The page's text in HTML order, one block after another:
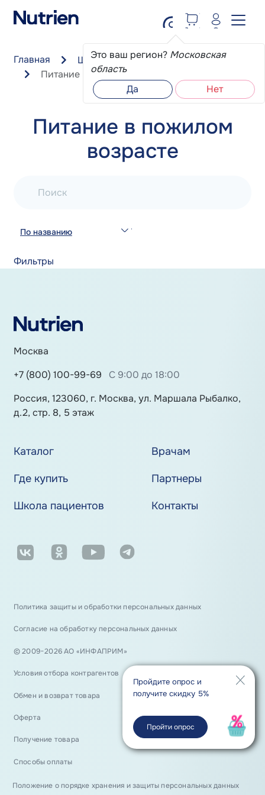
Это ваш регион? Московская
область
Да
Нет
Главная
Школа пациента
Питание в пожилом возрасте
Питание в пожилом
возрасте
Поиск
По названию
Фильтры
Пройдите опрос и
получите скидку 5%
Пройти опрос
Москва
+7 (800) 100-99-69
С 9:00 до 18:00
Россия, 123060, г. Москва, ул. Маршала Рыбалко,
д.2, стр. 8, 5 этаж
Каталог
Врачам
Где купить
Партнеры
Школа пациентов
Контакты
Политика защиты и обработки персональных данных
Согласие на обработку персональных данных
Положение о порядке хранения и защиты персональных данных
© 2009−2026 АО «ИНФАПРИМ»
Условия отбора контрагентов
Обмен и возврат товара
Оферта
Получение товара
Способы оплаты